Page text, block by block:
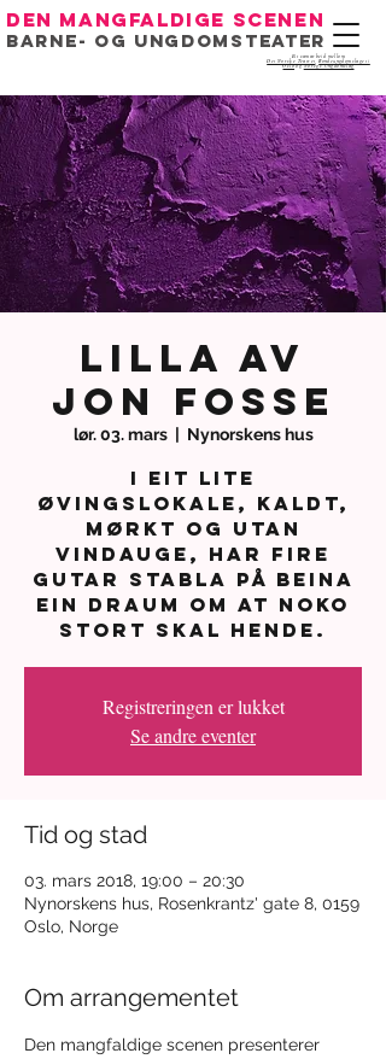
Eit samarbeid mellom
Det Norske Teatret ,Bondeungdomslaget i
OsloogNoregs Ungdomslag
Den mangfaldige scenen
Barne- og ungdomsteater
Lilla av
Jon Fosse
lør. 03. mars
  |
Nynorskens hus
I eit lite
øvingslokale, kaldt,
mørkt og utan
vindauge, har fire
gutar stabla på beina
ein draum om at noko
stort skal hende.
Registreringen er lukket
Se andre eventer
Tid og stad
03. mars 2018, 19:00 – 20:30
Nynorskens hus, Rosenkrantz' gate 8, 0159
Oslo, Norge
Om arrangementet
Den mangfaldige scenen presenterer